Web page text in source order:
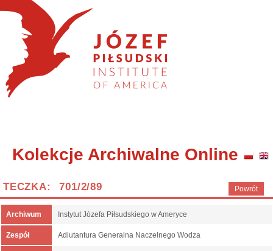
Kolekcje Archiwalne Online
Powrót
TECZKA: 701/2/89
Archiwum Instytut Józefa Piłsudskiego w Ameryce
Zespół Adiutantura Generalna Naczelnego Wodza